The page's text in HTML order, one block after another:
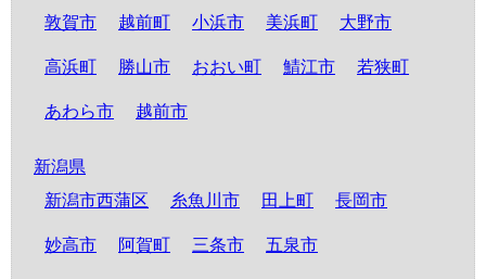
敦賀市 越前町 小浜市 美浜町 大野市
高浜町 勝山市 おおい町 鯖江市 若狭町
あわら市 越前市
新潟県
新潟市西蒲区
糸魚川市 田上町 長岡市
妙高市 阿賀町 三条市 五泉市